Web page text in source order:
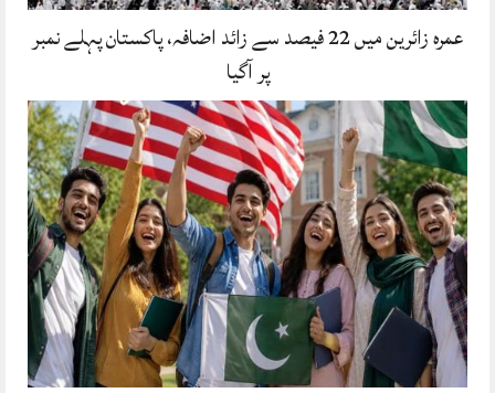
عمرہ زائرین میں 22 فیصد سے زائد اضافہ، پاکستان پہلے نمبر
پر آگیا